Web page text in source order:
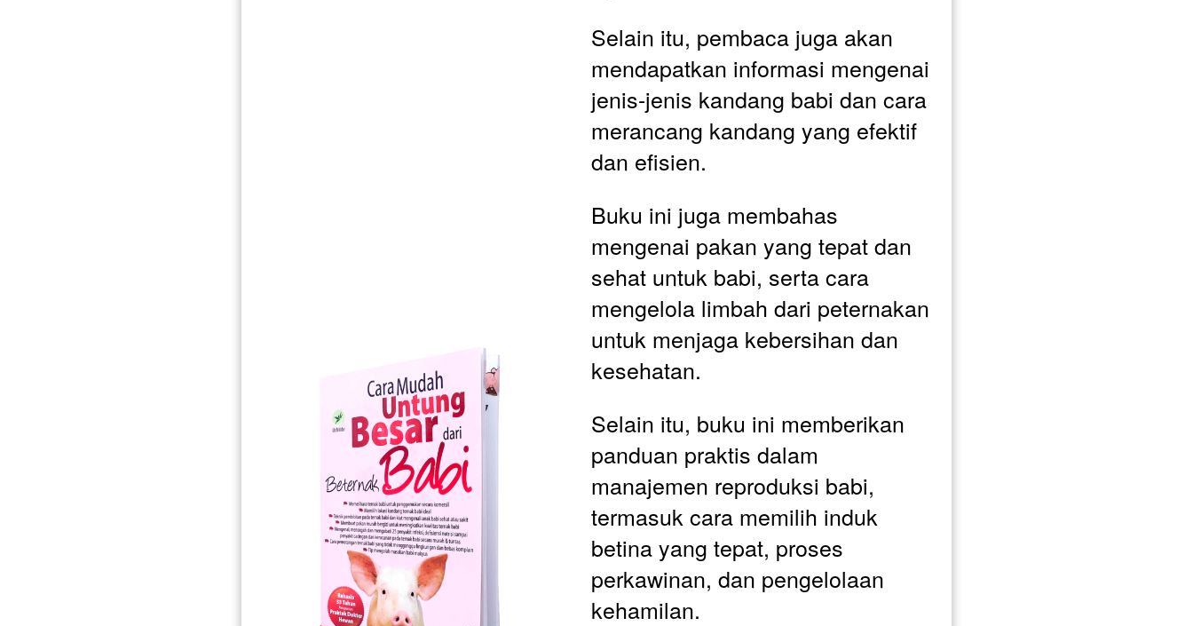
Selain itu, pembaca juga akan
mendapatkan informasi mengenai
jenis-jenis kandang babi dan cara
merancang kandang yang efektif
dan efisien.
Buku ini juga membahas
mengenai pakan yang tepat dan
sehat untuk babi, serta cara
mengelola limbah dari peternakan
untuk menjaga kebersihan dan
kesehatan.
Selain itu, buku ini memberikan
panduan praktis dalam
manajemen reproduksi babi,
termasuk cara memilih induk
betina yang tepat, proses
perkawinan, dan pengelolaan
kehamilan.